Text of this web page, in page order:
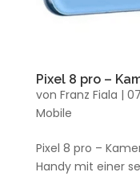
Pixel 8 pro –
von Franz Fiala |
Mobile
Pixel 8 pro –
Handy mit einer